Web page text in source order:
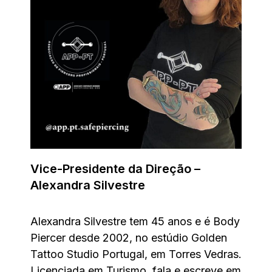
Vice-Presidente da Direção –
Alexandra Silvestre
Alexandra Silvestre tem 45 anos e é Body
Piercer desde 2002, no estúdio Golden
Tattoo Studio Portugal, em Torres Vedras.